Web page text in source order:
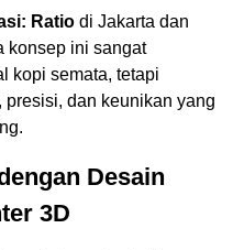
Ratio di Jakarta dan
konsep ini sangat
kopi semata, tetapi
dan keunikan yang
Desain
3D